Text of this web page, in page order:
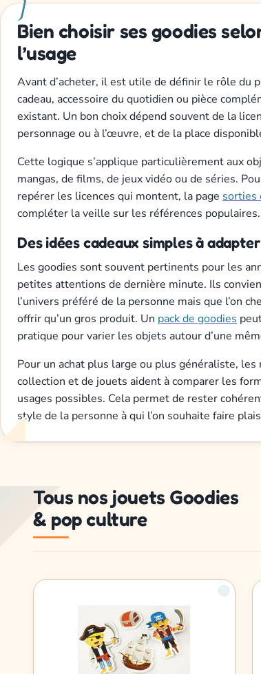
Bien choisir ses goodies
l’usage
Avant d’acheter, il est utile de définir le rôle du
cadeau, accessoire du quotidien ou pièce
existant. Un bon choix dépend souvent de la
personnage ou à l’œuvre, et de la place
Cette logique s’applique particulièrement aux
mangas, de films, de jeux vidéo ou de séries.
repérer les licences qui montent, la page sorties
compléter la veille sur les références populaires.
Des idées cadeaux simples à
Les goodies sont souvent pertinents pour les
petites attentions de dernière minute. Ils
l’univers préféré de la personne mais que l’on
offrir qu’un gros produit. Un pack de goodies
pratique pour varier les objets autour d’une
Pour un achat plus large ou plus généraliste, les
collection et de jouets aident à comparer les
usages possibles. Cela permet de rester
style de la personne à qui l’on souhaite faire
Tous nos jouets Goodies
& pop culture